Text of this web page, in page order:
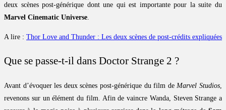
deux scènes post-générique dont une qui est importante pour la suite du
Marvel Cinematic Universe
A lire : Thor Love and Thunder : Les deux scènes de post-crédits expliquées
Que se passe-t-il dans Doctor Strange 2 ?
Avant d’évoquer les deux scènes post-générique du film de Marvel Studios
revenons sur un élément du film. Afin de vaincre Wanda, Steven Strange a